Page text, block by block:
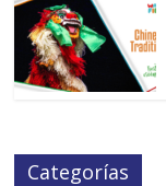
Categorías